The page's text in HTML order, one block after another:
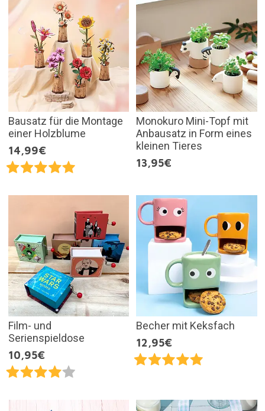
Bausatz für die Montage
einer Holzblume
14,99€
Monokuro Mini-Topf mit
Anbausatz in Form eines
kleinen Tieres
13,95€
Film- und
Serienspieldose
10,95€
Becher mit Keksfach
12,95€